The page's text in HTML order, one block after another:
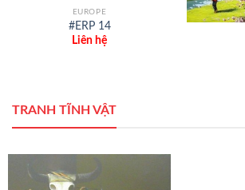
EUROPE
#ERP 14
Liên hệ
TRANH TĨNH VẬT